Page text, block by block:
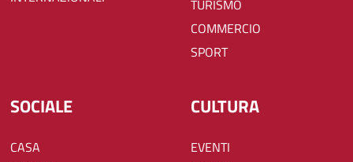
TURISMO
COMMERCIO
SPORT
SOCIALE
CASA
CULTURA
EVENTI